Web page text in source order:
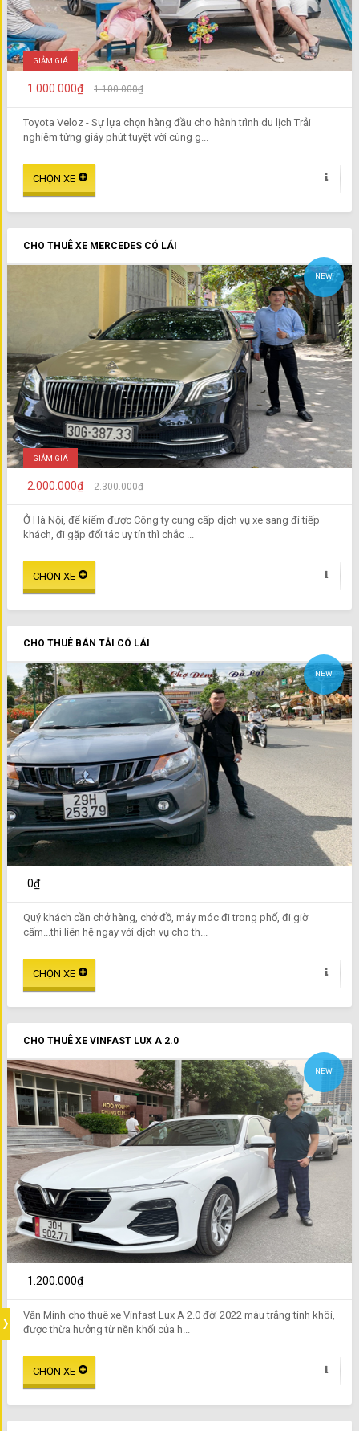
GIẢM GIÁ
1.000.000₫ 1.100.000₫
Toyota Veloz - Sự lựa chọn hàng đầu cho hành trình du lịch Trải
nghiệm từng giây phút tuyệt vời cùng g...
CHO THUÊ XE MERCEDES CÓ LÁI
NEW
GIẢM GIÁ
2.000.000₫ 2.300.000₫
Ở Hà Nội, để kiếm được Công ty cung cấp dịch vụ xe sang đi tiếp
khách, đi gặp đối tác uy tín thì chắc ...
CHO THUÊ BÁN TẢI CÓ LÁI
NEW
0₫
Quý khách cần chở hàng, chở đồ, máy móc đi trong phố, đi giờ
cấm...thì liên hệ ngay với dịch vụ cho th...
CHO THUÊ XE VINFAST LUX A 2.0
NEW
1.200.000₫
Văn Minh cho thuê xe Vinfast Lux A 2.0 đời 2022 màu trắng tinh khôi,
được thừa hưởng từ nền khối của h...